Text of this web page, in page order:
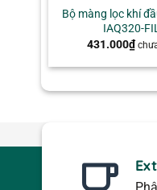
Bộ màng lọc khí
IAQ320-
431.000₫